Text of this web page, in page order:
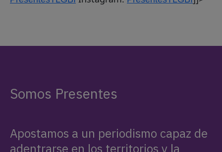
Somos Presentes
Apostamos a un periodismo capaz de
adentrarse en los territorios y la